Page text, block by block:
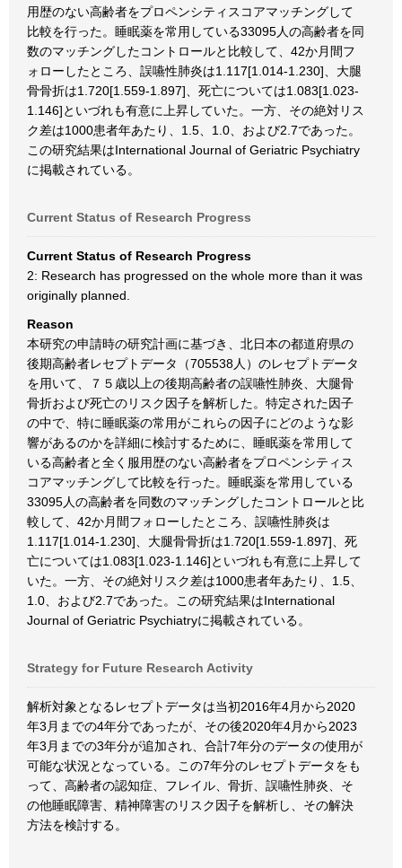
用歴のない高齢者をプロペンシティスコアマッチングして
比較を行った。睡眠薬を常用している33095人の高齢者を同
数のマッチングしたコントロールと比較して、42か月間フ
ォローしたところ、誤嚥性肺炎は1.117[1.014-1.230]、大腿
骨骨折は1.720[1.559-1.897]、死亡については1.083[1.023-
1.146]といづれも有意に上昇していた。一方、その絶対リス
ク差は1000患者年あたり、1.5、1.0、および2.7であった。
この研究結果はInternational Journal of Geriatric Psychiatry
に掲載されている。
Current Status of Research Progress
Current Status of Research Progress
2: Research has progressed on the whole more than it was
originally planned.
Reason
本研究の申請時の研究計画に基づき、北日本の都道府県の
後期高齢者レセプトデータ（705538人）のレセプトデータ
を用いて、７５歳以上の後期高齢者の誤嚥性肺炎、大腿骨
骨折および死亡のリスク因子を解析した。特定された因子
の中で、特に睡眠薬の常用がこれらの因子にどのような影
響があるのかを詳細に検討するために、睡眠薬を常用して
いる高齢者と全く服用歴のない高齢者をプロペンシティス
コアマッチングして比較を行った。睡眠薬を常用している
33095人の高齢者を同数のマッチングしたコントロールと比
較して、42か月間フォローしたところ、誤嚥性肺炎は
1.117[1.014-1.230]、大腿骨骨折は1.720[1.559-1.897]、死
亡については1.083[1.023-1.146]といづれも有意に上昇して
いた。一方、その絶対リスク差は1000患者年あたり、1.5、
1.0、および2.7であった。この研究結果はInternational
Journal of Geriatric Psychiatryに掲載されている。
Strategy for Future Research Activity
解析対象となるレセプトデータは当初2016年4月から2020
年3月までの4年分であったが、その後2020年4月から2023
年3月までの3年分が追加され、合計7年分のデータの使用が
可能な状況となっている。この7年分のレセプトデータをも
って、高齢者の認知症、フレイル、骨折、誤嚥性肺炎、そ
の他睡眠障害、精神障害のリスク因子を解析し、その解決
方法を検討する。